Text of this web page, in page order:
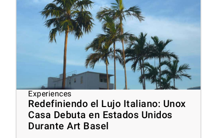
Experiences
Redefiniendo el Lujo Italiano: Unox
Casa Debuta en Estados Unidos
Durante Art Basel